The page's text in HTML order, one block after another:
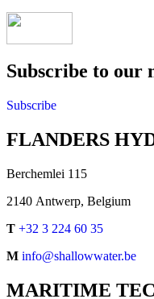
Subscribe to our
Subscribe
FLANDERS
Berchemlei 115
2140 Antwerp, Belgium
T +32 3 224 60 35
M info@shallowwater.be
MARITIME